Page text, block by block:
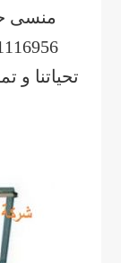
تحياتنا و